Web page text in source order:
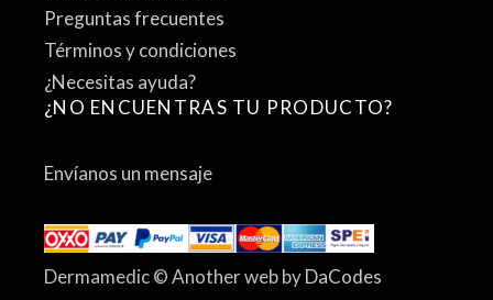
Preguntas frecuentes
Términos y condiciones
¿Necesitas ayuda?
¿NO ENCUENTRAS TU PRODUCTO?
Envíanos un mensaje
Dermamedic © Another web byDaCodes